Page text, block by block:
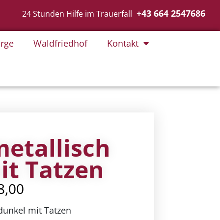
24 Stunden Hilfe im Trauerfall +43 664 2547686
Waldfriedhof Kontakt
Tatzen
mit Tatzen